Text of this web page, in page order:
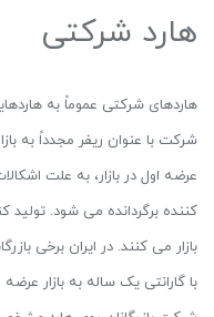
هارد شرکتی
هاردهای شرکتی عموماً به
شرکت با عنوان ریفر مجدداً به
عرضه اول در بازار، به علت
کننده برگردانده می شود. تولید
بازار می کنند. در ایران برخی
با گارانتی یک ساله به بازار